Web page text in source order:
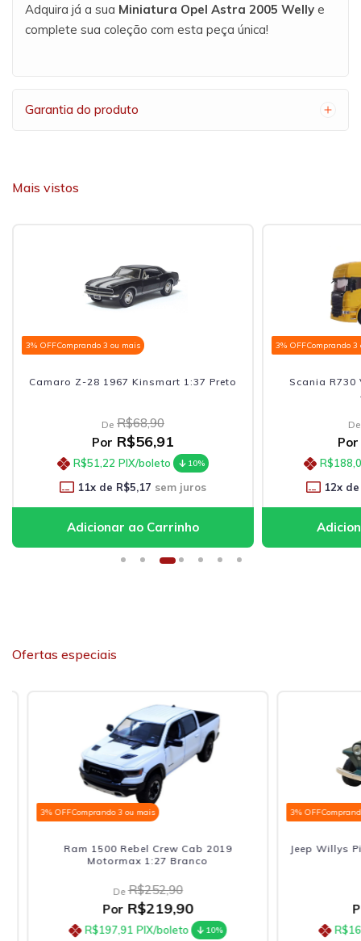
Adquira já a sua Miniatura Opel Astra 2005 Welly e
complete sua coleção com esta peça única!
Garantia do produto
Mais vistos
3% OFFComprando 3 ou mais
Camaro Z-28 1967 Kinsmart 1:37 Preto
De R$68,90
Por R$56,91
R$51,22 PIX/boleto 10%
11x de R$5,17 sem juros
3% OFFComprando 3
Scania R730
De
Por
12x de
Ofertas especiais
3% OFFComprando 3 ou mais
Ram 1500 Rebel Crew Cab 2019
Motormax 1:27 Branco
R$252,90
PorR$219,90
R$197,91 PIX/boleto 10%
3% OFFComprando 3
Jeep Willys
Por